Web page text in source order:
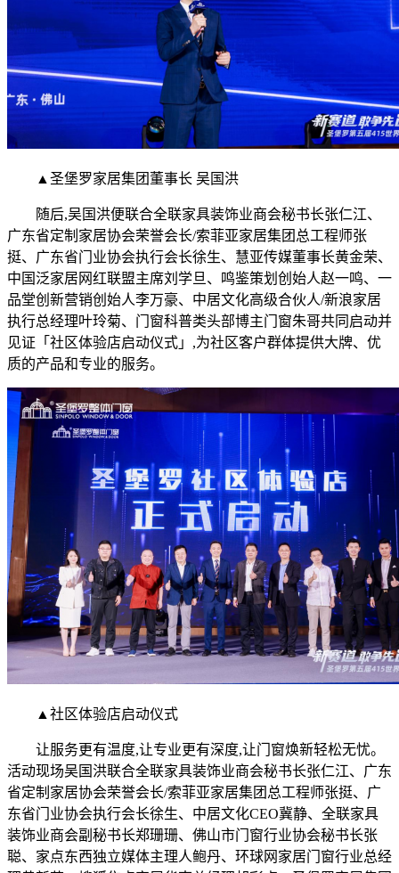
▲圣堡罗家居集团董事长 吴国洪
随后,吴国洪便联合全联家具装饰业商会秘书长张仁江、
广东省定制家居协会荣誉会长/索菲亚家居集团总工程师张
挺、广东省门业协会执行会长徐生、慧亚传媒董事长黄金荣、
中国泛家居网红联盟主席刘学旦、鸣鉴策划创始人赵一鸣、一
品堂创新营销创始人李万豪、中居文化高级合伙人/新浪家居
执行总经理叶玲菊、门窗科普类头部博主门窗朱哥共同启动并
见证「社区体验店启动仪式」,为社区客户群体提供大牌、优
质的产品和专业的服务。
▲社区体验店启动仪式
让服务更有温度,让专业更有深度,让门窗焕新轻松无忧。
活动现场吴国洪联合全联家具装饰业商会秘书长张仁江、广东
省定制家居协会荣誉会长/索菲亚家居集团总工程师张挺、广
东省门业协会执行会长徐生、中居文化CEO冀静、全联家具
装饰业商会副秘书长郑珊珊、佛山市门窗行业协会秘书长张
聪、家点东西独立媒体主理人鲍丹、环球网家居门窗行业总经